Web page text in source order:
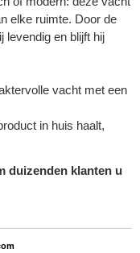
elke ruimte. Door de
levendig en blijft hij
vacht met een
in huis haalt,
duizenden klanten u